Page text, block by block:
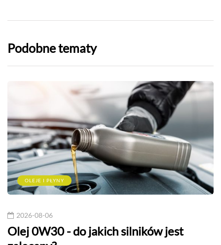
Podobne tematy
OLEJE I PŁYNY
2026-08-06
Olej 0W30 - do jakich silników jest